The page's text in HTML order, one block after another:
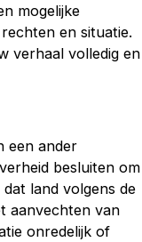
mogelijke
en situatie.
verhaal volledig en
een ander
besluiten om
land volgens de
aanvechten van
onredelijk of